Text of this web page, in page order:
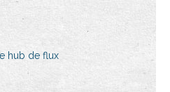
hub de flux